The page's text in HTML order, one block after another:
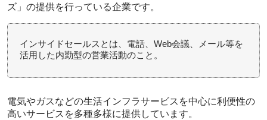
ズ」の提供を行っている企業です。
インサイドセールスとは、電話、Web会議、メール等を
活用した内勤型の営業活動のこと。
電気やガスなどの生活インフラサービスを中心に利便性の
高いサービスを多種多様に提供しています。